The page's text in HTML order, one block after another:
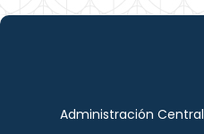
Administración Central